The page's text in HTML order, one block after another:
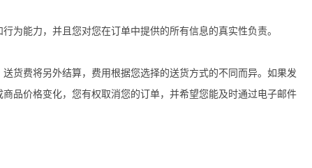
为能力，并且您对您在订单中提供的所有信息的真实性负责。
货费将另外结算，费用根据您选择的送货方式的不同而异。如果发
品价格变化，您有权取消您的订单，并希望您能及时通过电子邮件